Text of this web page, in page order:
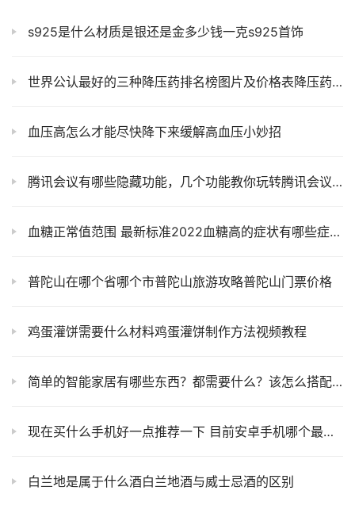
s925是什么材质是银还是金多少钱一克s925首饰
世界公认最好的三种降压药排名榜图片及价格表降压药什么时间吃效果比较好
血压高怎么才能尽快降下来缓解高血压小妙招
腾讯会议有哪些隐藏功能，几个功能教你玩转腾讯会议！
血糖正常值范围 最新标准2022血糖高的症状有哪些症状血糖高吃什么最好降糖最快
普陀山在哪个省哪个市普陀山旅游攻略普陀山门票价格
鸡蛋灌饼需要什么材料鸡蛋灌饼制作方法视频教程
简单的智能家居有哪些东西？都需要什么？该怎么搭配？
现在买什么手机好一点推荐一下 目前安卓手机哪个最好用
白兰地是属于什么酒白兰地酒与威士忌酒的区别